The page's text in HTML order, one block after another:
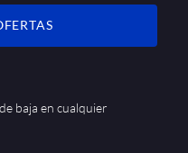
baja en cualquier